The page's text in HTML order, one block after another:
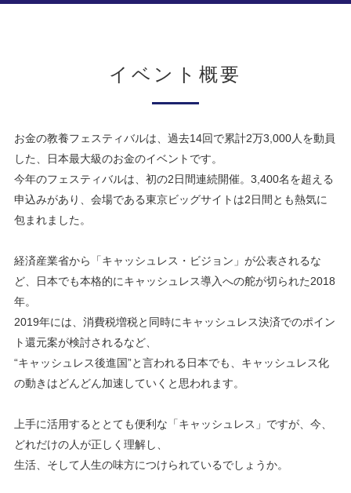
イベント概要
お金の教養フェスティバルは、過去14回で累計2万3,000人を動員
した、日本最大級のお金のイベントです。
今年のフェスティバルは、初の2日間連続開催。3,400名を超える
申込みがあり、会場である東京ビッグサイトは2日間とも熱気に
包まれました。
経済産業省から「キャッシュレス・ビジョン」が公表されるな
ど、日本でも本格的にキャッシュレス導入への舵が切られた2018
年。
2019年には、消費税増税と同時にキャッシュレス決済でのポイン
ト還元案が検討されるなど、
“キャッシュレス後進国”と言われる日本でも、キャッシュレス化
の動きはどんどん加速していくと思われます。
上手に活用するととても便利な「キャッシュレス」ですが、今、
どれだけの人が正しく理解し、
生活、そして人生の味方につけられているでしょうか。